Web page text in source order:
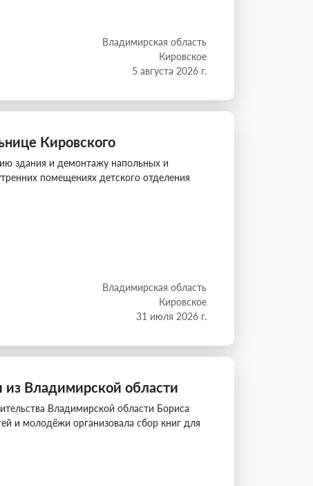
Владимирская область
Кировское
5 августа 2026 г.
Кировского
здания и демонтажу напольных и
помещениях детского отделения
Владимирская область
Кировское
31 июля 2026 г.
Владимирской области
Владимирской области Бориса
и молодёжи организовала сбор книг для